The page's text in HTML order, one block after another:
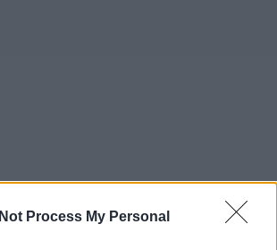
Process My Personal